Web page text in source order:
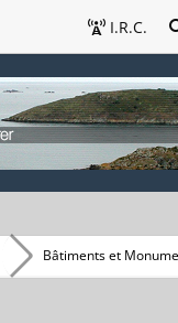
I.R.C.
Bâtiments et